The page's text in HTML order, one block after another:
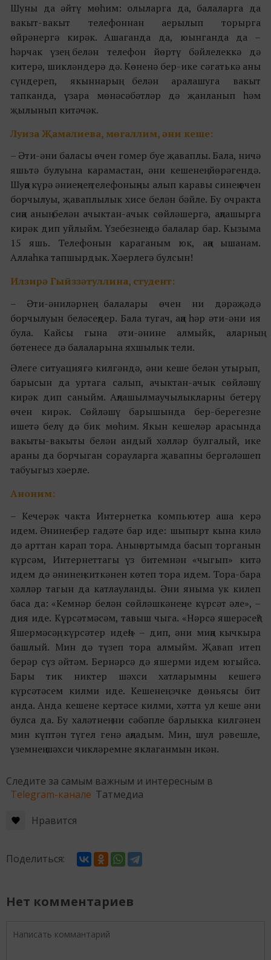
Шуны да әйтү мөһим: олыларга да, балаларга да
вакыт-вакыт телефоннан аерылып торырга
өйрәнергә кирәк. Ашаганда да, юынганда да –
һәрчак үзең белән телефон йөртү бәйлелеккә дә
китерә, шикләндерә дә. Көненә бер-ике сәгатькә аны
сүндереп, якыннарың белән аралашуга вакыт
тапканда, үзара мөнәсәбәтләр дә җанланып һәм
җылынып китәчәк.
Луиза Җамалиева, мөгаллим, әни кеше:
– Әти-әни баласы өчен гомер буе җаваплы. Бала, ничә
яшьтә булуына карамастан, әни кешенең йөрәгендә.
Шуңа күрә әниеңнең телефоныңны алып каравы синең өчен
борчылуы, җаваплылык хисе белән бәйле. Бу очракта
сиңа аның белән ачыктан-ачык сөйләшергә, аңлашырга
кирәк дип уйлыйм. Үзебезнең дә балалар бар. Кызыма
15 яшь. Телефонын караганым юк, аңа ышанам.
Аллаһка тапшырдык. Хәерлегә булсын!
Илзирә Гыйззәтуллина, студент:
– Әти-әниләрнең балалары өчен ни дәрәҗәдә
борчылуын беләсеңдер. Бала тугач, аңа һәр әти-әни ия
була. Кайсы гына әти-әнине алмыйк, аларның
бөтенесе дә балаларына яхшылык тели.
Әлеге ситуациягә килгәндә, әни кеше белән утырып,
барысын да уртага салып, ачыктан-ачык сөйләшү
кирәк дип саныйм. Аңлашылмаучылыкларны бетерү
өчен кирәк. Сөйләшү барышында бер-берегезне
ишетә белү дә бик мөһим. Якын кешеләр арасында
вакыты-вакыты белән андый хәлләр булгалый, ике
араны да борчыган сорауларга җавапны бергәләшеп
табуыгыз хәерле.
Аноним:
– Кечерәк чакта Интернетка компьютер аша керә
идем. Әнинең бер гадәте бар иде: шыпырт кына килә
дә арттан карап тора. Аның артымда басып торганын
күрсәм, Интернеттагы үз битемнән «чыгып» китә
идем дә әнинең киткәнен көтеп тора идем. Тора-бара
хәлләр тагын да катлауланды. Әни яныма ук килеп
баса да: «Кемнәр белән сөйләшкәнеңне күрсәт әле», –
дия иде. Күрсәтмәсәм, тавыш чыга. «Нәрсә яшерәсең?
Яшермәсәң, күрсәтер идең!» – дип, әни миңа кычкыра
башлый. Мин дә түзеп тора алмыйм. Җавап итеп
берәр сүз әйтәм. Бернәрсә дә яшерми идем югыйсә.
Бары тик никтер шәхси хатларымны кешегә
күрсәтәсем килми иде. Кешенең эчке дөньясы бит
анда. Анда кешене кертәсе килми, хәтта ул кеше әни
булса да. Бу халәтнең ни сәбәпле барлыкка килгәнен
мин күптән түгел генә аңладым. Мин, шул рәвешле,
үземнең шәхси чикләремне яклаганмын икән.
Следите за самым важным и интересным в
Telegram-канале Татмедиа
Нравится
Поделиться:
Нет комментариев